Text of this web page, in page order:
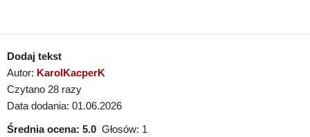
Dodaj tekst
Autor: KarolKacperK
Czytano 28 razy
Data dodania: 01.06.2026
Średnia ocena: 5.0 Głosów: 1